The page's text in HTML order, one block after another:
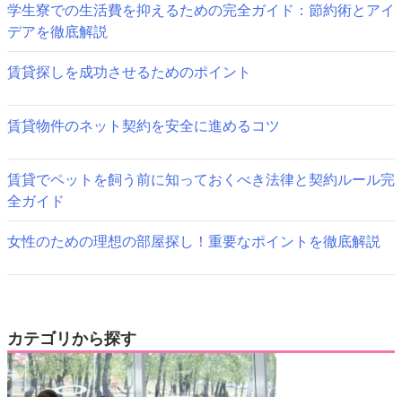
ビ
ゲ
ー
シ
ン
学生寮での生活費を抑えるための完全ガイド：節約術とアイ
デアを徹底解説
賃貸探しを成功させるためのポイント
賃貸物件のネット契約を安全に進めるコツ
賃貸でペットを飼う前に知っておくべき法律と契約ルール完
全ガイド
女性のための理想の部屋探し！重要なポイントを徹底解説
カテゴリから探す